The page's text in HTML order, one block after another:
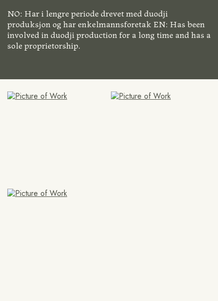
NO: Har i lengre periode drevet med duodji
produksjon og har enkelmannsforetak EN: Has been
involved in duodji production for a long time and has a
sole proprietorship.